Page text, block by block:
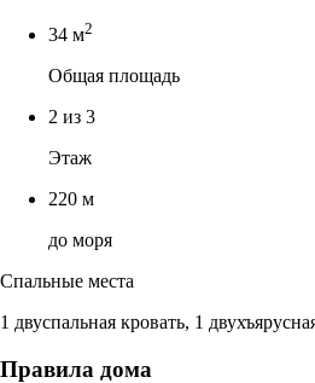
34 м2
Общая площадь
2 из 3
Этаж
220 м
до моря
Спальные места
1 двуспальная кровать, 1
Правила дома